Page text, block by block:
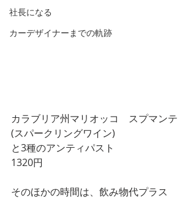
社長になる
カーデザイナーまでの軌跡
カラブリア州マリオッコ　スプマンテ
(スパークリングワイン)
と3種のアンティパスト
1320円
そのほかの時間は、飲み物代プラス